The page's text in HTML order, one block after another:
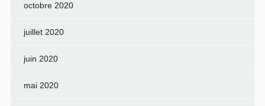
octobre 2020
juillet 2020
juin 2020
mai 2020